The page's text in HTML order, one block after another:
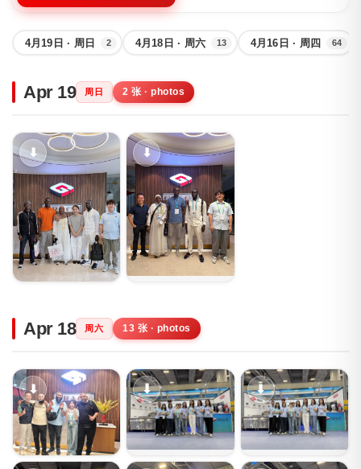
4月19日 · 周日 2 4月18日 · 周六 13 4月16日 · 周四 64
Apr 19 周日 2 张 · photos
⬇ ⬇
Apr 18 周六 13 张 · photos
⬇ ⬇ ⬇